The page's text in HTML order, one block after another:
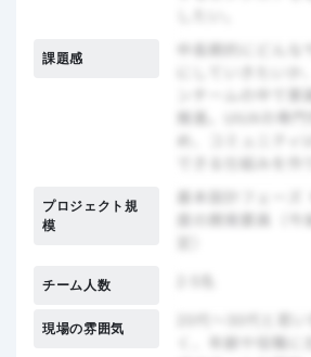
課題感
プロジェクト規
模
チーム人数
現場の雰囲気